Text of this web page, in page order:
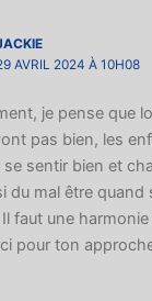
AVRIL 2024 À 10H08
je pense que
pas bien, les
sentir bien et
du mal être
faut une
pour ton